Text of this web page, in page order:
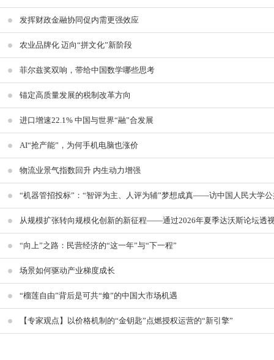
发挥财政金融协同促内需更强效应
农业品牌化 迈向“拼文化”新阶段
菲尔兹奖双响，带给中国数学哪些思考
锚定高质量发展的税制改革方向
进口增速22.1% 中国与世界“融”合发展
AI“抢产能”，为何手机电脑也涨价
物流业景气指数回升 内生动力增强
从规模扩张转向规模化创新的新征程——通过2026年夏季达沃斯论坛透
“向上”之路：民营经济的“这一年”与“下一程”
场景如何驱动产业梯度成长
“榴莲自由”背后是可共“飨”的中国大市场机遇
【专家观点】以价格机制的“金钥匙”点燃授权运营的“新引擎”